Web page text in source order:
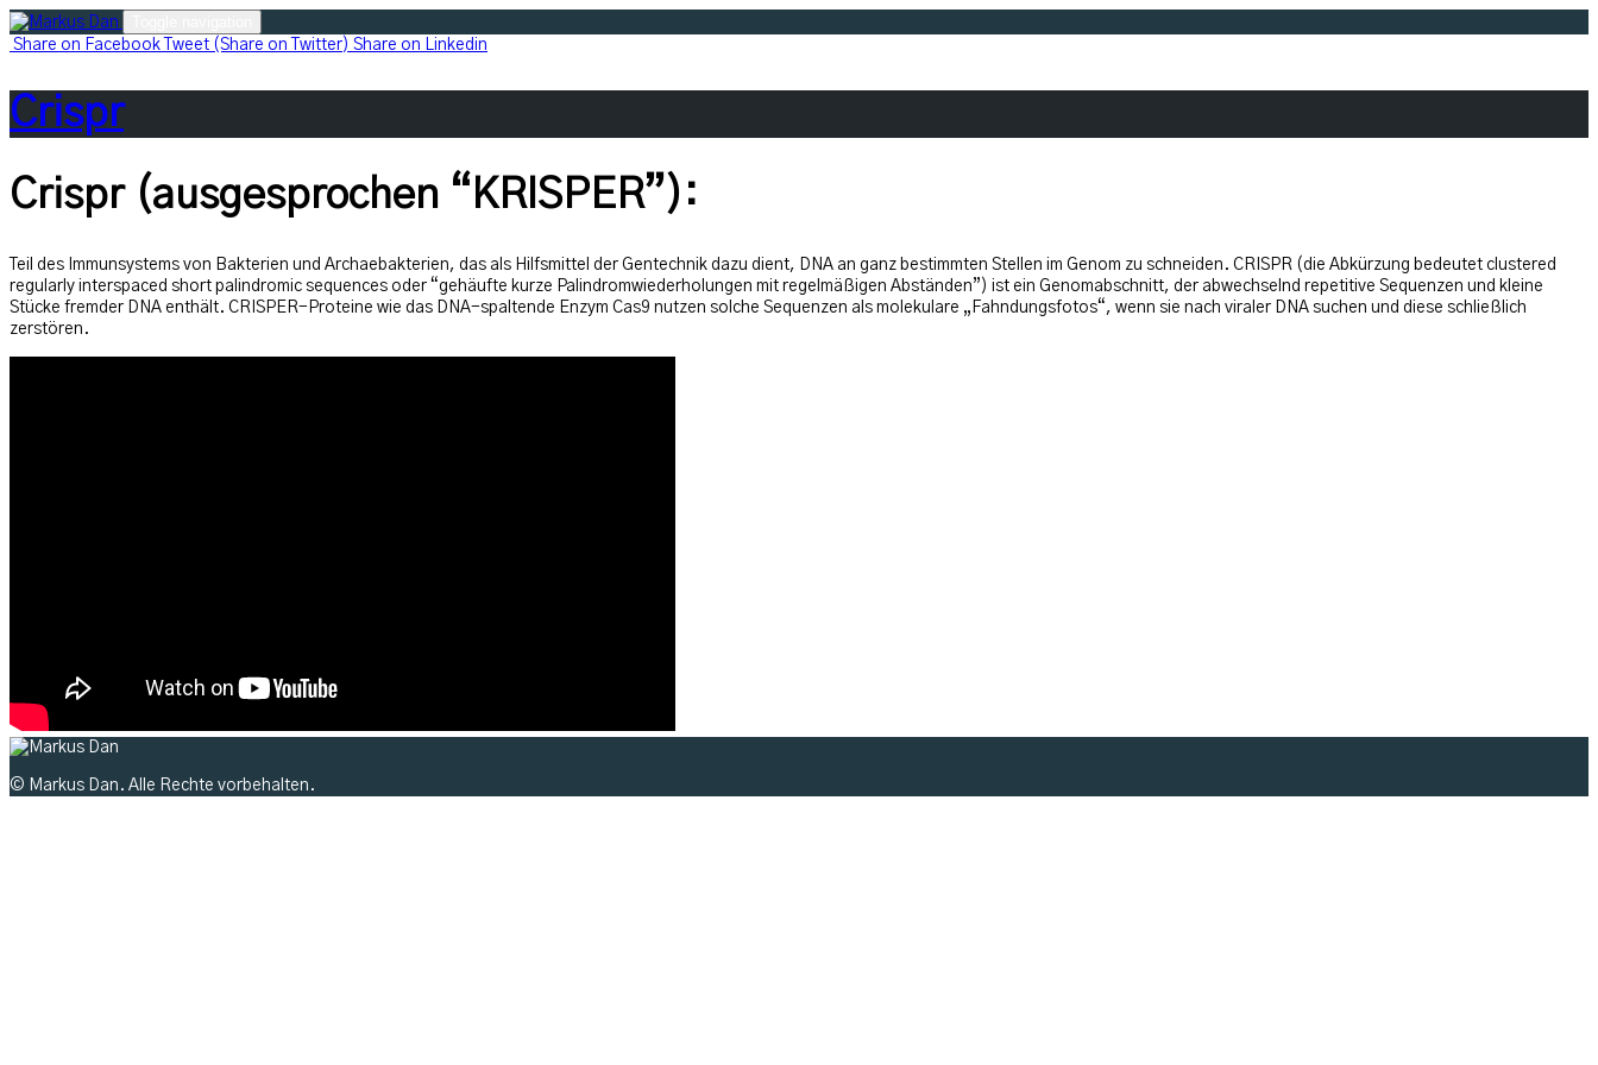
Skip
to
Share on Facebook Tweet (Share on Twitter) Share on Linkedin
Crispr
Crispr (ausgesprochen “KRISPER”):
Teil des Immunsystems von Bakterien und Archaebakterien, das als Hilfsmittel der Gentechnik dazu dient, DNA an ganz bestimmten Stellen im Genom zu schneiden. CRISPR (die Abkürzung bedeutet clustered
regularly interspaced short palindromic sequences oder “gehäufte kurze Palindromwiederholungen mit regelmäßigen Abständen”) ist ein Genomabschnitt, der abwechselnd repetitive Sequenzen und kleine
Stücke fremder DNA enthält. CRISPER-Proteine wie das DNA-spaltende Enzym Cas9 nutzen solche Sequenzen als molekulare „Fahndungsfotos“, wenn sie nach viraler DNA suchen und diese schließlich
zerstören.
© Markus Dan. Alle Rechte vorbehalten.